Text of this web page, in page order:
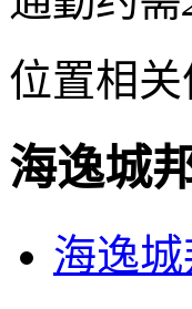
位置相
海逸城
海逸